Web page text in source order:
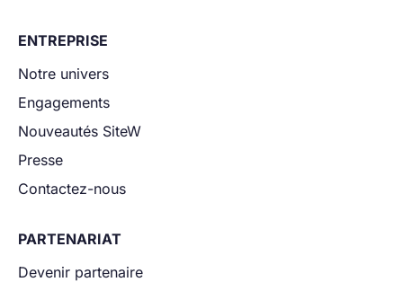
ENTREPRISE
Notre univers
Engagements
Nouveautés SiteW
Presse
Contactez-nous
PARTENARIAT
Devenir partenaire